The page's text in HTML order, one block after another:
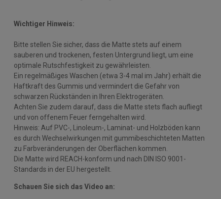
Wichtiger Hinweis:
Bitte stellen Sie sicher, dass die Matte stets auf einem
sauberen und trockenen, festen Untergrund liegt, um eine
optimale Rutschfestigkeit zu gewährleisten.
Ein regelmäßiges Waschen (etwa 3-4 mal im Jahr) erhält die
Haftkraft des Gummis und vermindert die Gefahr von
schwarzen Rückständen in Ihren Elektrogeräten.
Achten Sie zudem darauf, dass die Matte stets flach aufliegt
und von offenem Feuer ferngehalten wird.
Hinweis: Auf PVC-, Linoleum-, Laminat- und Holzböden kann
es durch Wechselwirkungen mit gummibeschichteten Matten
zu Farbveränderungen der Oberflächen kommen.
Die Matte wird REACH-konform und nach DIN ISO 9001-
Standards in der EU hergestellt.
Schauen Sie sich das Video an: